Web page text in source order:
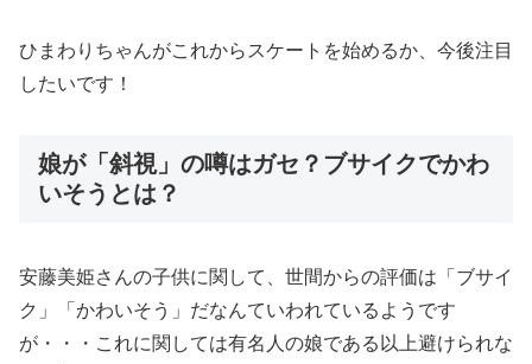
ひまわりちゃんがこれからスケートを始めるか、今後注目
したいです！
娘が「斜視」の噂はガセ？ブサイクでかわ
いそうとは？
安藤美姫さんの子供に関して、世間からの評価は 「ブサイ
ク」「かわいそう」 だなんていわれているようです
が・・・これに関しては有名人の娘である以上避けられな